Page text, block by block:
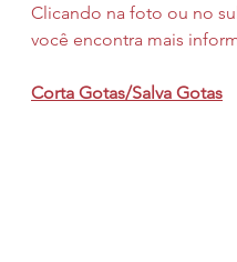
Clicando na foto ou no
você encontra mais
Corta Gotas/Salva Gotas